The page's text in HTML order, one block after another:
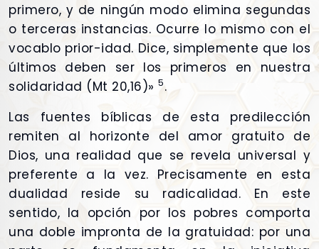
primero, y de ningún modo elimina segundas
o terceras instancias. Ocurre lo mismo con el
vocablo prior-idad. Dice, simplemente que los
últimos deben ser los primeros en nuestra
solidaridad (Mt 20,16)» 5.
Las fuentes bíblicas de esta predilección
remiten al horizonte del amor gratuito de
Dios, una realidad que se revela universal y
preferente a la vez. Precisamente en esta
dualidad reside su radicalidad. En este
sentido, la opción por los pobres comporta
una doble impronta de la gratuidad: por una